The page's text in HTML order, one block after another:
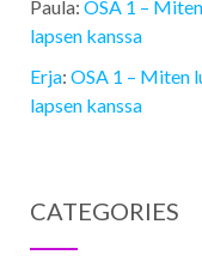
Paula: OSA 1 ­–
lapsen kanssa
Erja: OSA 1 ­– Miten
lapsen kanssa
CATEGORIES